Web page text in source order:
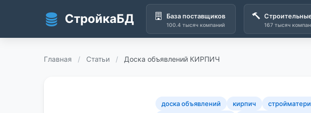
СтройкаБД База поставщиков
100.4 тысяч компаний 167 тысяч
Главная / Статьи / Доска объявлений КИРПИЧ
доска объявлений кирпич